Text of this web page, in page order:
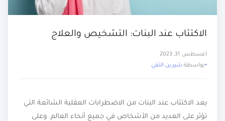
الاكتئاب عند البنات: التشخيص والعلاج
أغسطس 31, 2023
بواسطة:شيرين التقي
يعد الاكتئاب عند البنات من الاضطرابات العقلية الشائعة التي
تؤثر على العديد من الأشخاص في جميع أنحاء العالم. وعلى